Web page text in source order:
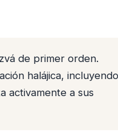
de primer orden.
halájica, incluyendo
activamente a sus